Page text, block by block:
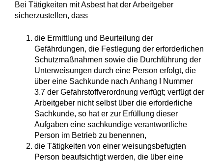
Bei Tätigkeiten mit Asbest hat der Arbeitgeber
sicherzustellen, dass
die Ermittlung und Beurteilung der
Gefährdungen, die Festlegung der erforderlichen
Schutzmaßnahmen sowie die Durchführung der
Unterweisungen durch eine Person erfolgt, die
über eine Sachkunde nach Anhang I Nummer
3.7 der Gefahrstoffverordnung verfügt; verfügt der
Arbeitgeber nicht selbst über die erforderliche
Sachkunde, so hat er zur Erfüllung dieser
Aufgaben eine sachkundige verantwortliche
Person im Betrieb zu benennen,
die Tätigkeiten von einer weisungsbefugten
Person beaufsichtigt werden, die über eine